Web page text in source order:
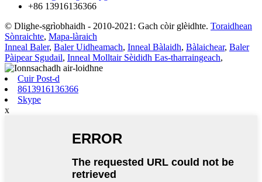
+86 13916136366
© Dlighe-sgrìobhaidh - 2010-2021: Gach còir glèidhte. Toraidhean
Sònraichte, Mapa-làraich
Inneal Baler, Baler Uidheamach, Inneal Bàlaidh, Bàlaichear, Baler
Pàipear Sgudail, Inneal Molltair Sèididh Eas-tharraingeach,
Cuir Post-d
8613916136366
Skype
x